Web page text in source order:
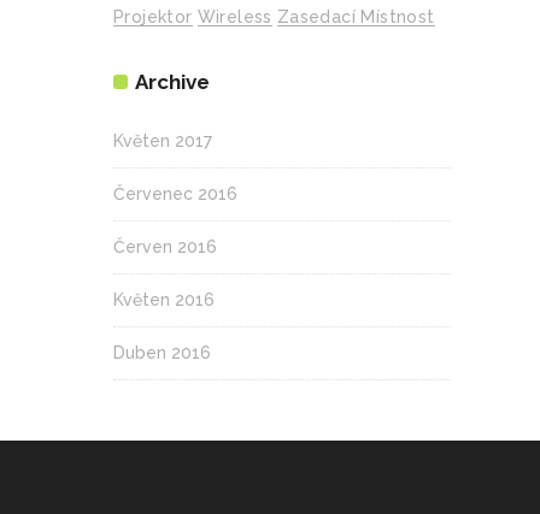
Projektor Wireless Zasedací Místnost
Archive
Květen 2017
Červenec 2016
Červen 2016
Květen 2016
Duben 2016